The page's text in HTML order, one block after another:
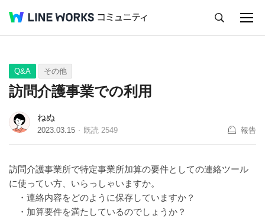
Q&A Tips Ideas
Q&A その他
訪問介護事業での利用
ねぬ
2023.03.15 既読 2549 報告
訪問介護事業所で特定事業所加算の要件としての連絡ツール
に使ってい方、いらっしゃいますか。
・連絡内容をどのように保存していますか？
・加算要件を満たしているのでしょうか？